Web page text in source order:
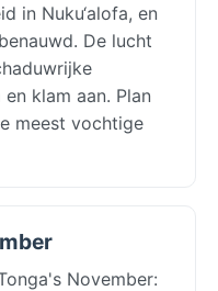
in Nuku‘alofa, en
De lucht
klam aan. Plan
meest vochtige
November: